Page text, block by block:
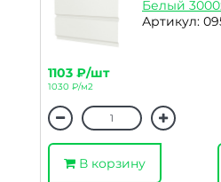
Белый
Артикул:
1103 ₽/шт
1030 ₽/м2
В корзину